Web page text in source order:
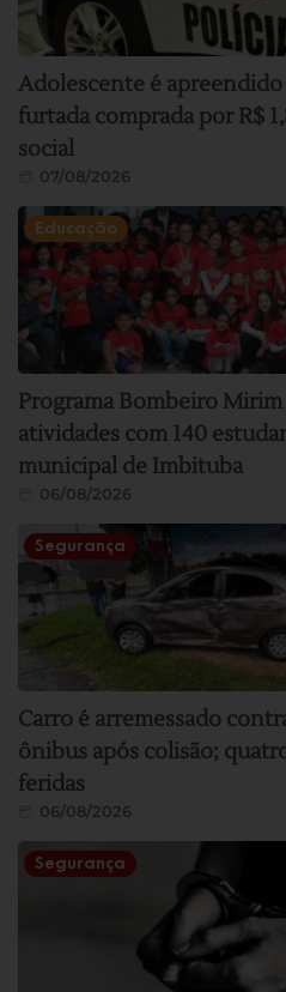
Adolescente é
furtada comprada por R$
social
07/08/2026
Educação
Programa Bombeiro
atividades com 140
municipal de Imbituba
06/08/2026
Segurança
Carro é arremessado
ônibus após colisão;
feridas
06/08/2026
Segurança